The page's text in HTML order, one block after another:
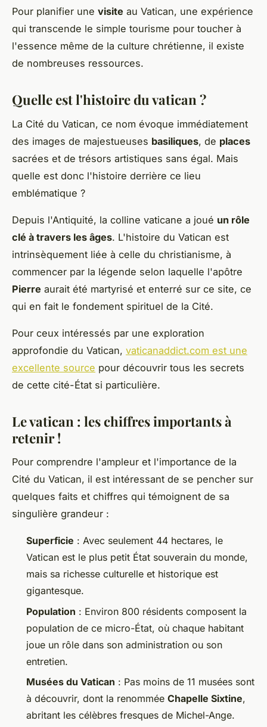
Pour planifier une visite au Vatican, une expérience
qui transcende le simple tourisme pour toucher à
l'essence même de la culture chrétienne, il existe
de nombreuses ressources.
Quelle est l'histoire du vatican ?
La Cité du Vatican, ce nom évoque immédiatement
des images de majestueuses basiliques, de places
sacrées et de trésors artistiques sans égal. Mais
quelle est donc l'histoire derrière ce lieu
emblématique ?
Depuis l'Antiquité, la colline vaticane a joué un rôle
clé à travers les âges. L'histoire du Vatican est
intrinsèquement liée à celle du christianisme, à
commencer par la légende selon laquelle l'apôtre
Pierre aurait été martyrisé et enterré sur ce site, ce
qui en fait le fondement spirituel de la Cité.
Pour ceux intéressés par une exploration
approfondie du Vatican, vaticanaddict.com est une
excellente source pour découvrir tous les secrets
de cette cité-État si particulière.
Le vatican : les chiffres importants à
retenir !
Pour comprendre l'ampleur et l'importance de la
Cité du Vatican, il est intéressant de se pencher sur
quelques faits et chiffres qui témoignent de sa
singulière grandeur :
Superficie : Avec seulement 44 hectares, le
Vatican est le plus petit État souverain du monde,
mais sa richesse culturelle et historique est
gigantesque.
Population : Environ 800 résidents composent la
population de ce micro-État, où chaque habitant
joue un rôle dans son administration ou son
entretien.
Musées du Vatican : Pas moins de 11 musées sont
à découvrir, dont la renommée Chapelle Sixtine,
abritant les célèbres fresques de Michel-Ange.